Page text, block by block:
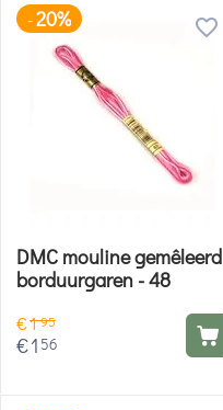
-20%
DMC mouline gemêleerd
borduurgaren - 48
€195
€1 56